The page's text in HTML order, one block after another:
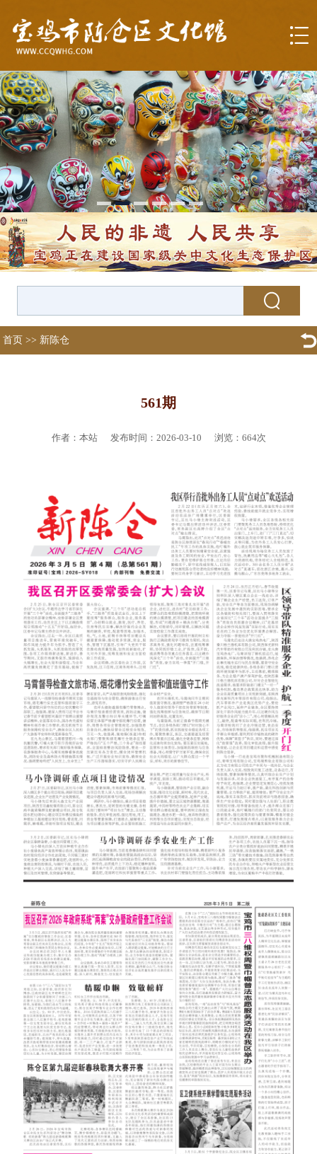
首页 >> 新陈仓
561期
作者：本站 发布时间：2026-03-10 浏览： 664次